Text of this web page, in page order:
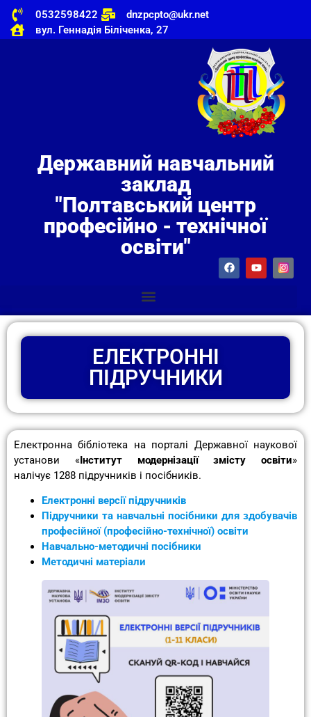
0532598422
dnzpcpto@ukr.net
вул. Геннадія Біліченка, 27
Державний навчальний
заклад
"Полтавський центр
професійно - технічної
освіти"
ЕЛЕКТРОННІ
ПІДРУЧНИКИ
Електронна бібліотека на порталі Державної наукової
установи «Інститут модернізації змісту освіти»
налічує 1288 підручників і посібників.
Електронні версії підручників
Підручники та навчальні посібники для здобувачів
професійної (професійно-технічної) освіти
Навчально-методичні посібники
Методичні матеріали